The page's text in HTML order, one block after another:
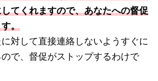
てくれますので、あなたへの督促
。
対して直接連絡しないようすぐに
で、督促がストップするわけで